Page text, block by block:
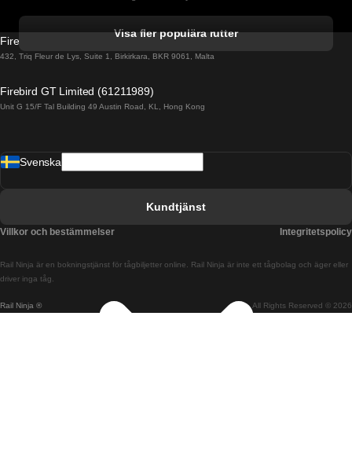
Tåg från Porto till Faro
Tåg från Barcelona till Madrid
Tåg från Budapest till Bratislava
Visa fler populära rutter
Firebird GT Limited (OC 1451)
432, Triq Fleur de Lys, Suite 1, Birkirkara, BKR 9061, Malta
Firebird GT Limited (61211989)
Unit G 15/F Tal Building 49 Austin Road, KL, Hong Kong
Rail Ninja ® All Rights Reserved © 2026
Rail Ninja är en bokningstjänst för tågbiljetter online. Rail Ninja är inte ett tågbolag och äger eller
driver inga tåg.
Svenska
Kundtjänst
Villkor och bestämmelser Integritetspolicy